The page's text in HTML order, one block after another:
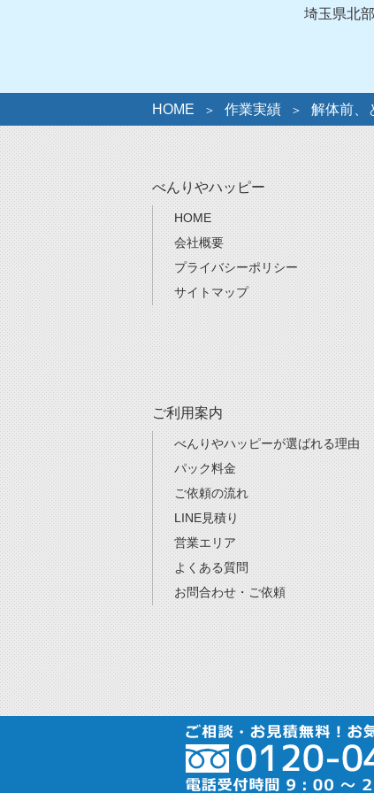
埼玉県北
HOME 作業実績 解体前、
べんりやハッピー
HOME
会社概要
プライバシーポリシー
サイトマップ
ご利用案内
べんりやハッピーが選ばれる理由
パック料金
ご依頼の流れ
LINE見積り
営業エリア
よくある質問
お問合わせ・ご依頼